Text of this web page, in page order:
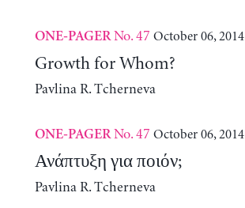
ONE-PAGERNo. 47 October 06, 2014
Growth for Whom?
Pavlina R. Tcherneva
ONE-PAGERNo. 47 October 06, 2014
Ανάπτυξη για ποιόν;
Pavlina R. Tcherneva